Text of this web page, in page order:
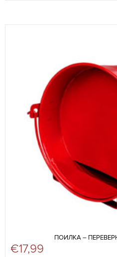
ПОИЛКА –
€17,99